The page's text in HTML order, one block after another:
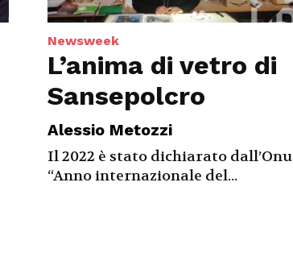
Newsweek
L’anima di vetro di
Sansepolcro
Alessio Metozzi
Il 2022 è stato dichiarato dall’Onu
“Anno internazionale del...